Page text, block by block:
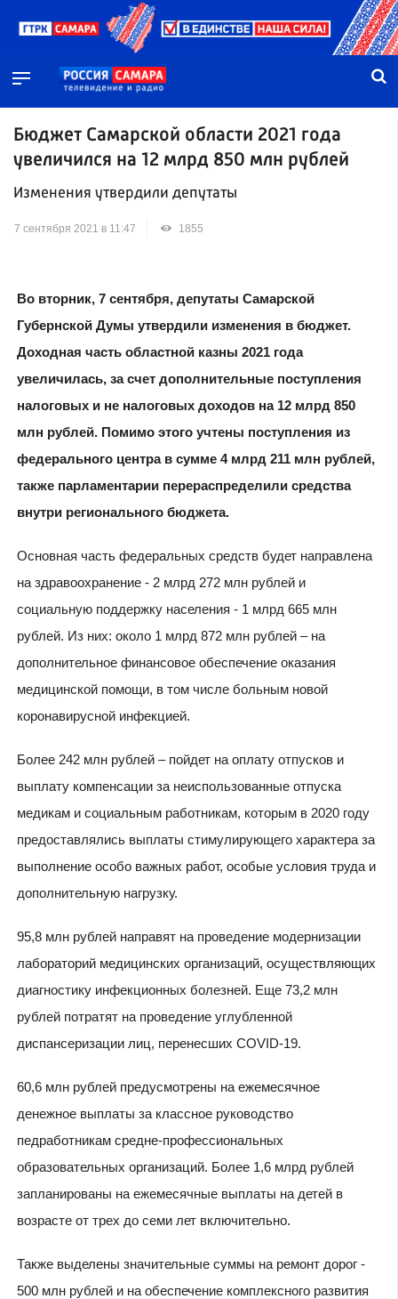
Бюджет Самарской области 2021 года
увеличился на 12 млрд 850 млн рублей
Изменения утвердили депутаты
7 сентября 2021 в 11:47 1855
Во вторник, 7 сентября, депутаты Самарской
Губернской Думы утвердили изменения в бюджет.
Доходная часть областной казны 2021 года
увеличилась, за счет дополнительные поступления
налоговых и не налоговых доходов на 12 млрд 850
млн рублей. Помимо этого учтены поступления из
федерального центра в сумме 4 млрд 211 млн рублей,
также парламентарии перераспределили средства
внутри регионального бюджета.
Основная часть федеральных средств будет направлена
на здравоохранение - 2 млрд 272 млн рублей и
социальную поддержку населения - 1 млрд 665 млн
рублей. Из них: около 1 млрд 872 млн рублей – на
дополнительное финансовое обеспечение оказания
медицинской помощи, в том числе больным новой
коронавирусной инфекцией.
Более 242 млн рублей – пойдет на оплату отпусков и
выплату компенсации за неиспользованные отпуска
медикам и социальным работникам, которым в 2020 году
предоставлялись выплаты стимулирующего характера за
выполнение особо важных работ, особые условия труда и
дополнительную нагрузку.
95,8 млн рублей направят на проведение модернизации
лабораторий медицинских организаций, осуществляющих
диагностику инфекционных болезней. Еще 73,2 млн
рублей потратят на проведение углубленной
диспансеризации лиц, перенесших COVID-19.
60,6 млн рублей предусмотрены на ежемесячное
денежное выплаты за классное руководство
педработникам средне-профессиональных
образовательных организаций. Более 1,6 млрд рублей
запланированы на ежемесячные выплаты на детей в
возрасте от трех до семи лет включительно.
Также выделены значительные суммы на ремонт дорог -
500 млн рублей и на обеспечение комплексного развития